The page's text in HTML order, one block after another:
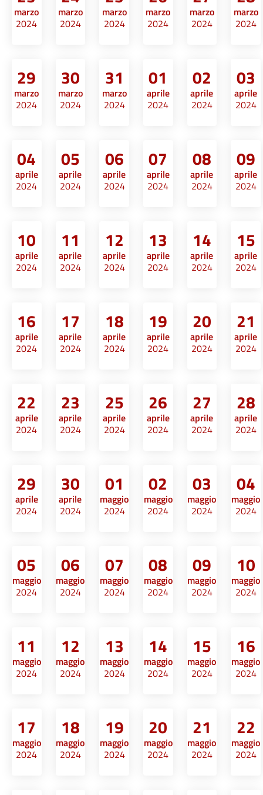
marzo
2024
marzo
2024
marzo
2024
marzo
2024
marzo
2024
marzo
2024
29
marzo
2024
30
marzo
2024
31
marzo
2024
01
aprile
2024
02
aprile
2024
03
aprile
2024
04
aprile
2024
05
aprile
2024
06
aprile
2024
07
aprile
2024
08
aprile
2024
09
aprile
2024
10
aprile
2024
11
aprile
2024
12
aprile
2024
13
aprile
2024
14
aprile
2024
15
aprile
2024
16
aprile
2024
17
aprile
2024
18
aprile
2024
19
aprile
2024
20
aprile
2024
21
aprile
2024
22
aprile
2024
23
aprile
2024
25
aprile
2024
26
aprile
2024
27
aprile
2024
28
aprile
2024
29
aprile
2024
30
aprile
2024
01
maggio
2024
02
maggio
2024
03
maggio
2024
04
maggio
2024
05
maggio
2024
06
maggio
2024
07
maggio
2024
08
maggio
2024
09
maggio
2024
10
maggio
2024
11
maggio
2024
12
maggio
2024
13
maggio
2024
14
maggio
2024
15
maggio
2024
16
maggio
2024
17
maggio
2024
18
maggio
2024
19
maggio
2024
20
maggio
2024
21
maggio
2024
22
maggio
2024